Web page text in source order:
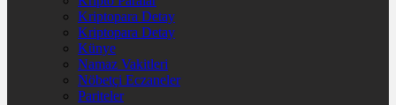
Kriptopara Detay
Kriptopara Detay
Künye
Namaz Vakitleri
Nöbetçi Eczaneler
Pariteler